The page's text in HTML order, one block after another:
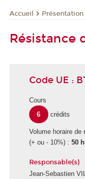
Accueil Présentation
Résistance
Code UE :
Cours
6
crédits
Volume horaire de
(+ ou - 10%) : 50
Responsable(s)
Jean-Sebastien